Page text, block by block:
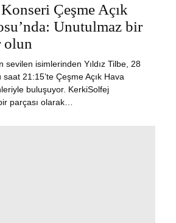
2024
Çeşme Açık
Unutulmaz bir
olun
sevilen isimlerinden Yıldız Tilbe, 28
21:15’te Çeşme Açık Hava
buluşuyor. KerkiSolfej
parçası olarak…